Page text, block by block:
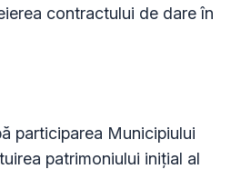
contractului de dare în
participarea Municipiului
patrimoniului iniţial al